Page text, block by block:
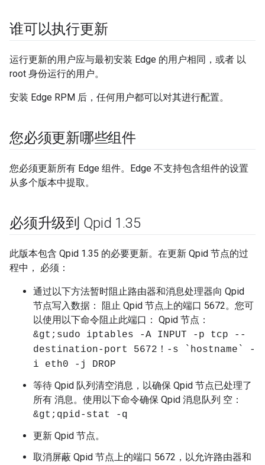
谁可以执行更新
运行更新的用户应与最初安装 Edge 的用户相同，或者 以
root 身份运行的用户。
安装 Edge RPM 后，任何用户都可以对其进行配置。
您必须更新哪些组件
您必须更新所有 Edge 组件。Edge 不支持包含组件的设置
从多个版本中提取。
必须升级到 Qpid 1.35
此版本包含 Qpid 1.35 的必要更新。在更新 Qpid 节点的过
程中， 必须：
通过以下方法暂时阻止路由器和消息处理器向 Qpid
节点写入数据： 阻止 Qpid 节点上的端口 5672。您可
以使用以下命令阻止此端口： Qpid 节点：
&gt;sudo iptables -A INPUT -p tcp --
destination-port 5672！-s `hostname` -
i eth0 -j DROP
等待 Qpid 队列清空消息，以确保 Qpid 节点已处理了
所有 消息。使用以下命令确保 Qpid 消息队列 空：
&gt;qpid-stat -q
更新 Qpid 节点。
取消屏蔽 Qpid 节点上的端口 5672，以允许路由器和